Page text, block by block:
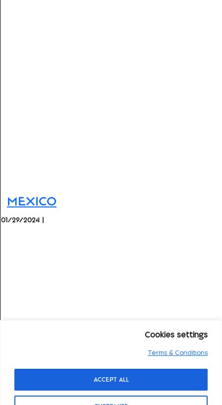
Cookies settings
Terms & Conditions
Accept All
Mexico
01/29/2024 |